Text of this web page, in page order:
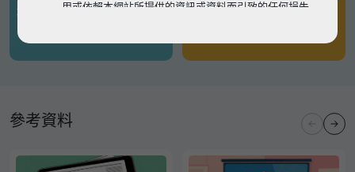
有關凶宅
參考資料
用或依賴本網站所提供的資訊或資料而引致的任何損失
瀏覽以細閱本網站使用條款的完整版本。如有任